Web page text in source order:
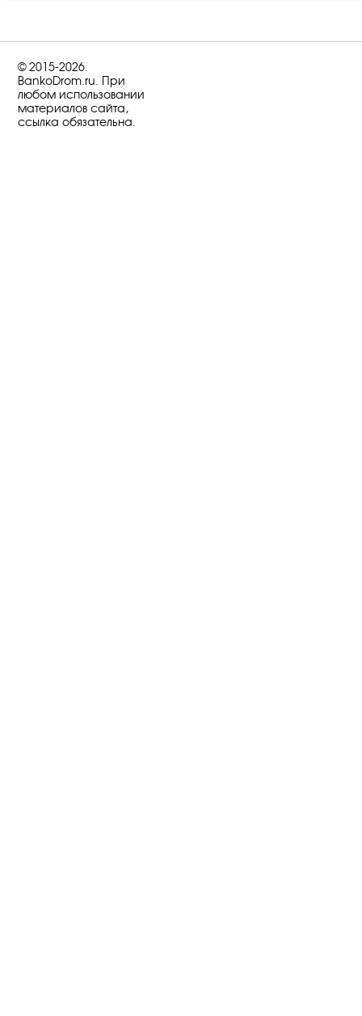
© 2015-2026.
BankoDrom.ru. При
любом использовании
материалов сайта,
ссылка обязательна.